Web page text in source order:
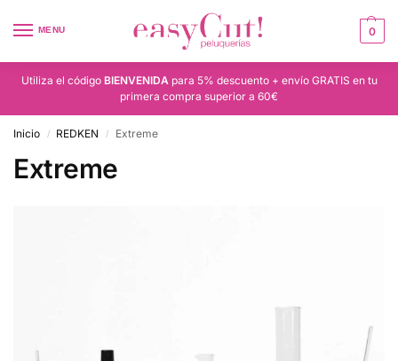
MENU 0
Utiliza el código BIENVENIDApara 5% descuento + envío GRATIS en tu
primera compra superior a 60€
Inicio / REDKEN / Extreme
Extreme